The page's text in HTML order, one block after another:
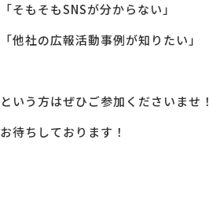
「そもそもSNSが分からない」
「他社の広報活動事例が知りたい」
という方はぜひご参加くださいませ！
お待ちしております！